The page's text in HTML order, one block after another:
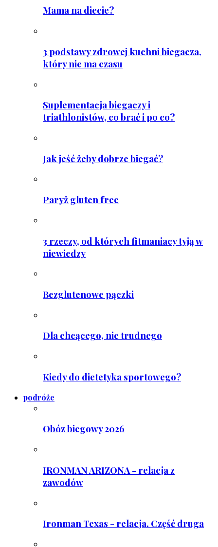
Mama na diecie?
3 podstawy zdrowej kuchni biegacza,
który nie ma czasu
Suplementacja biegaczy i
triathlonistów, co brać i po co?
Jak jeść żeby dobrze biegać?
Paryż gluten free
3 rzeczy, od których fitmaniacy tyją w
niewiedzy
Bezglutenowe pączki
Dla chcącego, nic trudnego
Kiedy do dietetyka sportowego?
podróże
Obóz biegowy 2026
IRONMAN ARIZONA - relacja z
zawodów
Ironman Texas - relacja. Część druga